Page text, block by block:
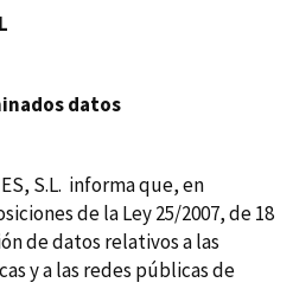
datos
S.L. informa que, en
de la Ley 25/2007, de 18
de datos relativos a las
y a las redes públicas de